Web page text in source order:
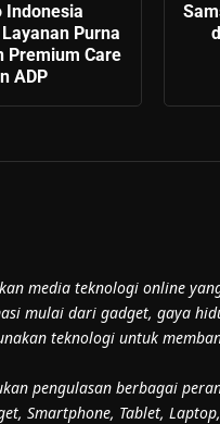
Indonesia
Purna
Premium Care
ADP
media teknologi online
mulai dari gadget, gaya
teknologi untuk
pengulasan berbagai
Smartphone, Tablet,